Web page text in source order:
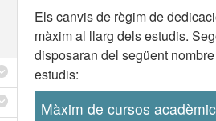
Els canvis de règim de
màxim al llarg dels estudis.
disposaran del següent
estudis:
Màxim de cursos